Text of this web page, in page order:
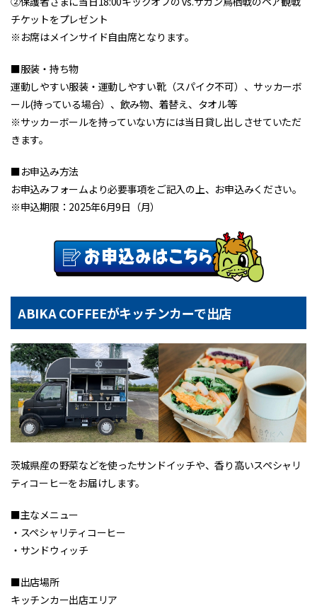
チケットをプレゼント
※お席はメインサイド自由席となります。
■服装・持ち物
運動しやすい服装・運動しやすい靴（スパイク不可）、サッカーボ
ール(持っている場合）、飲み物、着替え、タオル等
※サッカーボールを持っていない方には当日貸し出しさせていただ
きます。
■お申込み方法
お申込みフォームより必要事項をご記入の上、お申込みください。
※申込期限：2025年6月9日（月）
ABIKA COFFEEがキッチンカーで出店
茨城県産の野菜などを使ったサンドイッチや、香り高いスペシャリ
ティコーヒーをお届けします。
■主なメニュー
・スペシャリティコーヒー
・サンドウィッチ
■出店場所
キッチンカー出店エリア